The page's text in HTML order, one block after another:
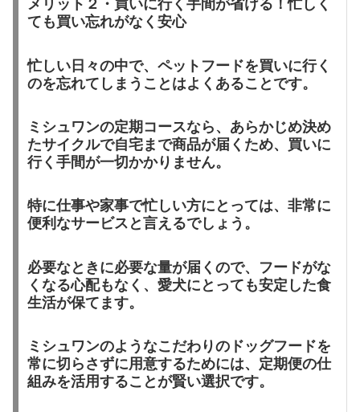
メリット２・買いに行く手間が省ける！忙しく
ても買い忘れがなく安心
忙しい日々の中で、ペットフードを買いに行く
のを忘れてしまうことはよくあることです。
ミシュワンの定期コースなら、あらかじめ決め
たサイクルで自宅まで商品が届くため、買いに
行く手間が一切かかりません。
特に仕事や家事で忙しい方にとっては、非常に
便利なサービスと言えるでしょう。
必要なときに必要な量が届くので、フードがな
くなる心配もなく、愛犬にとっても安定した食
生活が保てます。
ミシュワンのようなこだわりのドッグフードを
常に切らさずに用意するためには、定期便の仕
組みを活用することが賢い選択です。